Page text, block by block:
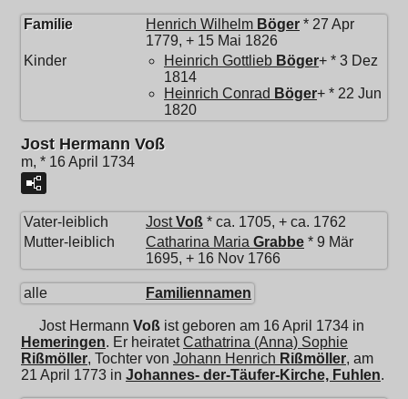
Familie Henrich Wilhelm Böger * 27 Apr
1779, + 15 Mai 1826
Kinder
Heinrich Gottlieb Böger+ * 3 Dez
1814
Heinrich Conrad Böger+ * 22 Jun
1820
Jost Hermann Voß
m, * 16 April 1734
Vater-leiblich Jost Voß * ca. 1705, + ca. 1762
Mutter-leiblich
Catharina Maria Grabbe * 9 Mär
1695, + 16 Nov 1766
alle Familiennamen
Jost Hermann Voß ist geboren am 16 April 1734 in
Hemeringen. Er heiratetCathatrina (Anna) Sophie
Rißmöller, Tochter von Johann Henrich Rißmöller, am
21 April 1773 in Johannes- der-Täufer-Kirche, Fuhlen.